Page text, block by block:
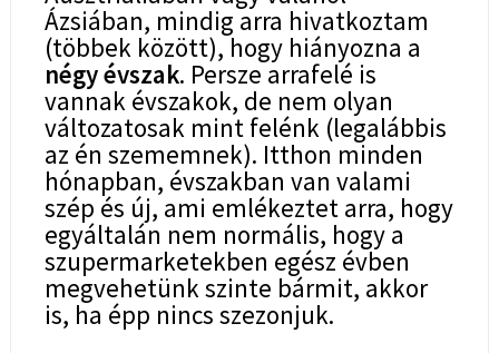
Ázsiában, mindig arra hivatkoztam
(többek között), hogy hiányozna a
négy évszak. Persze arrafelé is
vannak évszakok, de nem olyan
változatosak mint felénk (legalábbis
az én szememnek). Itthon minden
hónapban, évszakban van valami
szép és új, ami emlékeztet arra, hogy
egyáltalán nem normális, hogy a
szupermarketekben egész évben
megvehetünk szinte bármit, akkor
is, ha épp nincs szezonjuk.